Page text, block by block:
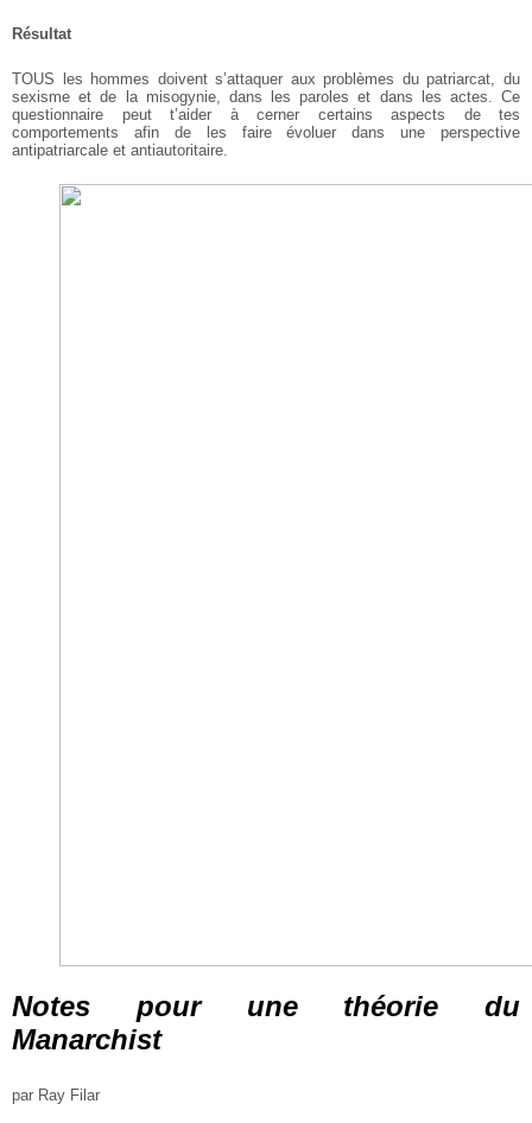
Résultat
TOUS les hommes doivent s’attaquer aux problèmes du patriarcat, du
sexisme et de la misogynie, dans les paroles et dans les actes. Ce
questionnaire peut t’aider à cerner certains aspects de tes
comportements afin de les faire évoluer dans une perspective
antipatriarcale et antiautoritaire.
Notes pour une théorie du
Manarchist
par Ray Filar